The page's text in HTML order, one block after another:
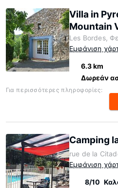
Villa in
Mountain
Les Bordes,
Εμφάνιση
6.3 km
Δωρεάν
Για περισσότερες πληροφορίες:
Camping
rue de la
Εμφάνιση
8/10